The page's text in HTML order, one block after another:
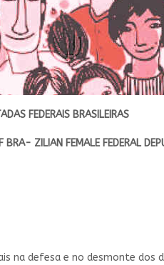
FEDERAIS BRASILEIRAS
BRA- ZILIAN FEMALE FEDERAL
na defesa e no desmonte dos